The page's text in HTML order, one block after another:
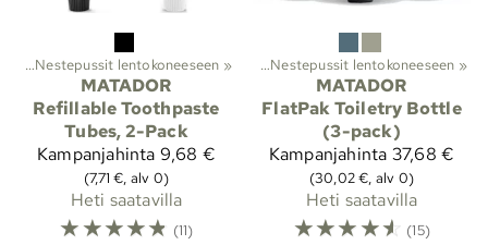
‪» Nestepussit lentokoneeseen ‪»
MATADOR
Refillable Toothpaste
Tubes, 2-Pack
Kampanjahinta 9,68 €
(7,71 €, alv 0)
Heti saatavilla
☆☆☆☆☆ (11)
Lajit‪»Vaellus‪» Astiat‪»Nestesäiliöt ‪» Nestepussit lentokoneeseen ‪»
MATADOR
FlatPak Toiletry Bottle
(3-pack)
Kampanjahinta 37,68 €
(30,02 €, alv 0)
Heti saatavilla
☆☆☆☆☆ (15)